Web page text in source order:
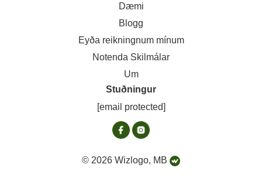
Dæmi
Blogg
Eyða reikningnum mínum
Notenda Skilmálar
Um
Stuðningur
[email protected]
© 2026 Wizlogo, MB